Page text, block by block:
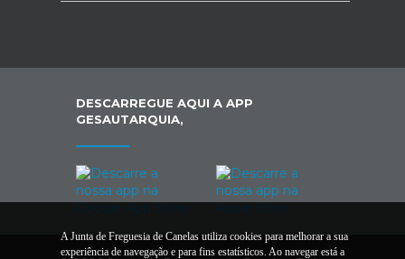
DESCARREGUE AQUI A APP
GESAUTARQUIA,
A Junta de Freguesia de Canelas utiliza cookies para melhorar a sua
experiência de navegação e para fins estatísticos. Ao navegar está a